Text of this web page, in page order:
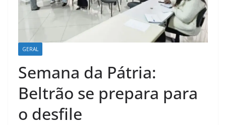
GERAL
Semana da Pátria:
Beltrão se prepara para
o desfile